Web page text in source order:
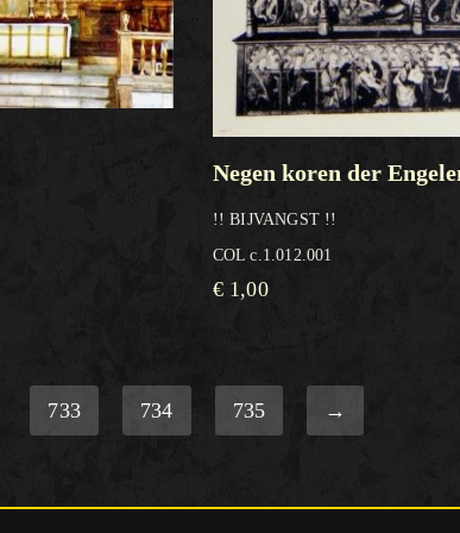
Negen koren der
!! BIJVANGST !!
COL c.1.012.001
€1,00
733 734 735 →